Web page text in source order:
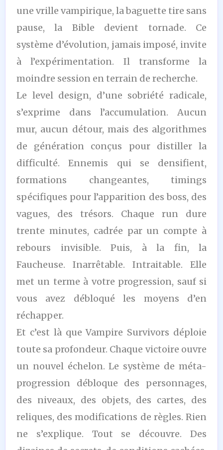
une vrille vampirique, la baguette tire sans
pause, la Bible devient tornade. Ce
système d’évolution, jamais imposé, invite
à l’expérimentation. Il transforme la
moindre session en terrain de recherche.
Le level design, d’une sobriété radicale,
s’exprime dans l’accumulation. Aucun
mur, aucun détour, mais des algorithmes
de génération conçus pour distiller la
difficulté. Ennemis qui se densifient,
formations changeantes, timings
spécifiques pour l’apparition des boss, des
vagues, des trésors. Chaque run dure
trente minutes, cadrée par un compte à
rebours invisible. Puis, à la fin, la
Faucheuse. Inarrêtable. Intraitable. Elle
met un terme à votre progression, sauf si
vous avez débloqué les moyens d’en
réchapper.
Et c’est là que Vampire Survivors déploie
toute sa profondeur. Chaque victoire ouvre
un nouvel échelon. Le système de méta-
progression débloque des personnages,
des niveaux, des objets, des cartes, des
reliques, des modifications de règles. Rien
ne s’explique. Tout se découvre. Des